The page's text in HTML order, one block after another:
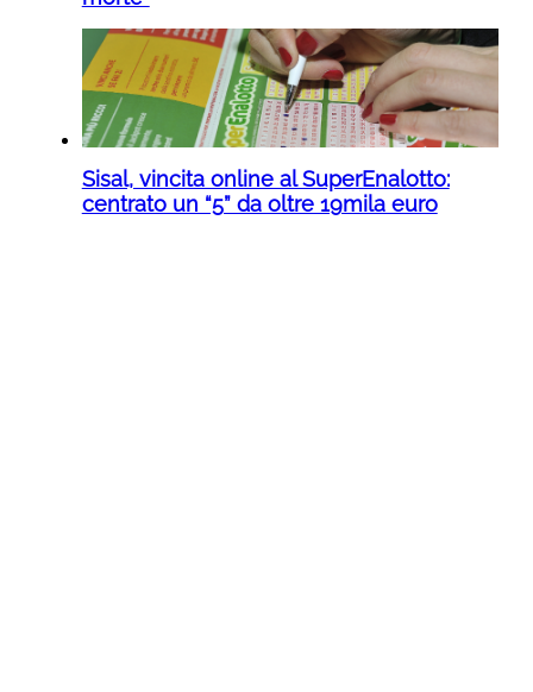
Sisal, vincita online al SuperEnalotto:
centrato un “5” da oltre 19mila euro